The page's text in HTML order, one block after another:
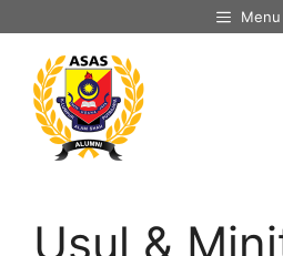
to
content
Menu
Usul &